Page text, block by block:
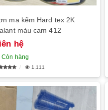
mạ kẽm Hard tex 2K
màu cam 412
hệ
Còn hàng
1,111